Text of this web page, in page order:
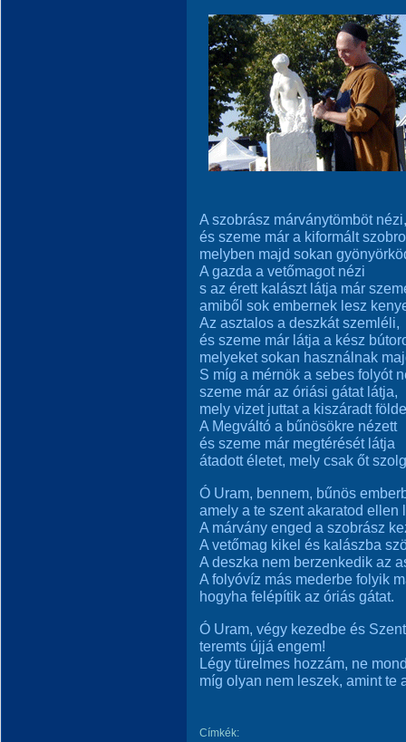
A szobrász márványtömböt nézi,
és szeme már a kiformált
melyben majd sokan
A gazda a vetőmagot nézi
s az érett kalászt látja már
amiből sok embernek lesz
Az asztalos a deszkát szemléli,
és szeme már látja a kész
melyeket sokan használnak
S míg a mérnök a sebes folyót
szeme már az óriási gátat látja,
mely vizet juttat a kiszáradt
A Megváltó a bűnösökre nézett
és szeme már megtérését látja
átadott életet, mely csak őt
Ó Uram, bennem, bűnös
amely a te szent akaratod ellen
A márvány enged a szobrász
A vetőmag kikel és kalászba
A deszka nem berzenkedik az
A folyóvíz más mederbe folyik
hogyha felépítik az óriás gátat.
Ó Uram, végy kezedbe és
teremts újjá engem!
Légy türelmes hozzám, ne
míg olyan nem leszek, amint te
Címkék: